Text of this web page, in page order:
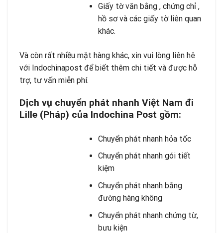
Giấy tờ văn bằng , chứng chỉ ,
hồ sơ và các giấy tờ liên quan
khác.
Và còn rất nhiều mặt hàng khác, xin vui lòng liên hê
với Indochinapost để biết thêm chi tiết và được hỗ
trợ, tư vấn miễn phí.
Dịch vụ chuyển phát nhanh Việt Nam đi
Lille (Pháp) của Indochina Post gồm:
Chuyển phát nhanh hỏa tốc
Chuyển phát nhanh gói tiết
kiệm
Chuyển phát nhanh bằng
đường hàng không
Chuyển phát nhanh chứng từ,
bưu kiện